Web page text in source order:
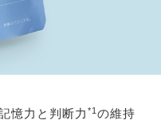
憶力と判断力 *1 の維持